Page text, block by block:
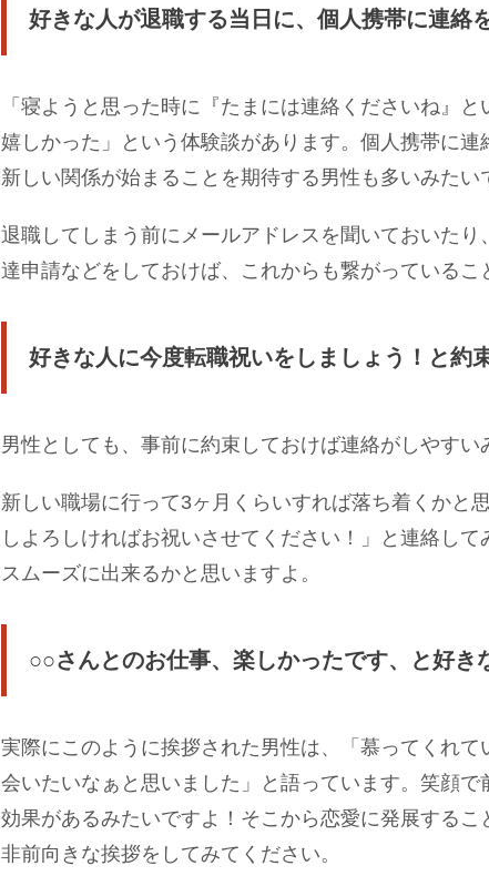
好きな人が退職する当日に、個人携帯に連絡
「寝ようと思った時に『たまには連絡くださいね』
嬉しかった」という体験談があります。個人携帯に連
新しい関係が始まることを期待する男性も多いみたい
退職してしまう前にメールアドレスを聞いておいたり
達申請などをしておけば、これからも繋がっているこ
好きな人に今度転職祝いをしましょう！と約
男性としても、事前に約束しておけば連絡がしやすい
新しい職場に行って3ヶ月くらいすれば落ち着くかと
しよろしければお祝いさせてください！」と連絡して
スムーズに出来るかと思いますよ。
○○さんとのお仕事、楽しかったです、と好き
実際にこのように挨拶された男性は、「慕ってくれて
会いたいなぁと思いました」と語っています。笑顔で
効果があるみたいですよ！そこから恋愛に発展するこ
非前向きな挨拶をしてみてください。